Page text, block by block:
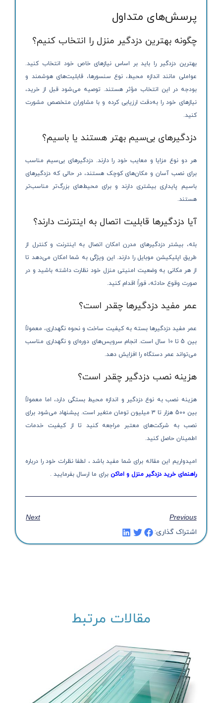
پرسش‌های متداول
چگونه بهترین دزدگیر منزل را انتخاب کنیم؟
بهترین دزدگیر را باید بر اساس نیازهای خاص خود انتخاب کنید.
عواملی مانند اندازه محیط، نوع سنسورها، قابلیت‌های هوشمند و
بودجه در این انتخاب مؤثر هستند. توصیه می‌شود قبل از خرید،
نیازهای خود را به‌دقت ارزیابی کرده و با مشاوران متخصص مشورت
کنید.
دزدگیرهای بی‌سیم بهتر هستند یا باسیم؟
هر دو نوع مزایا و معایب خود را دارند. دزدگیرهای بی‌سیم مناسب
برای نصب آسان و مکان‌های کوچک هستند، در حالی که دزدگیرهای
باسیم پایداری بیشتری دارند و برای محیط‌های بزرگ‌تر مناسب‌تر
هستند.
آیا دزدگیرها قابلیت اتصال به اینترنت دارند؟
بله، بیشتر دزدگیرهای مدرن امکان اتصال به اینترنت و کنترل از
طریق اپلیکیشن موبایل را دارند. این ویژگی به شما امکان می‌دهد تا
از هر مکانی به وضعیت امنیتی منزل خود نظارت داشته باشید و در
صورت وقوع حادثه، فوراً اقدام کنید.
عمر مفید دزدگیرها چقدر است؟
عمر مفید دزدگیرها بسته به کیفیت ساخت و نحوه نگهداری، معمولاً
بین 5 تا 10 سال است. انجام سرویس‌های دوره‌ای و نگهداری مناسب
می‌تواند عمر دستگاه را افزایش دهد.
هزینه نصب دزدگیر چقدر است؟
هزینه نصب به نوع دزدگیر و اندازه محیط بستگی دارد، اما معمولاً
بین 500 هزار تا 3 میلیون تومان متغیر است. پیشنهاد می‌شود برای
نصب به شرکت‌های معتبر مراجعه کنید تا از کیفیت خدمات
اطمینان حاصل کنید.
امیدواریم این مقاله برای شما مفید باشد ، لطفا نظرات خود را درباره
راهنمای خرید دزدگیر منزل و اماکنبرای ما ارسال بفرمایید .
Previous
Next
اشتراک گذاری:
مقالات مرتبط